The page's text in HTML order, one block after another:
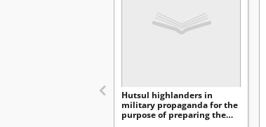
Hutsul highlanders in
military propaganda for the
purpose of preparing the